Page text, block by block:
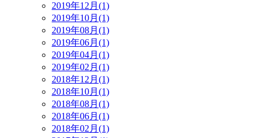
2019年12月(1)
2019年10月(1)
2019年08月(1)
2019年06月(1)
2019年04月(1)
2019年02月(1)
2018年12月(1)
2018年10月(1)
2018年08月(1)
2018年06月(1)
2018年02月(1)